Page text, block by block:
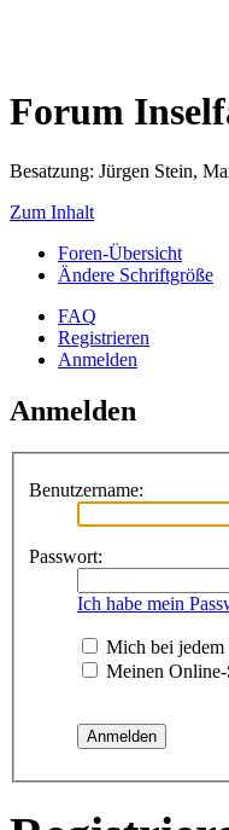
Forum
Besatzung: Jürgen Stein,
Zum Inhalt
Foren-Übersicht
Ändere Schriftgröße
FAQ
Registrieren
Anmelden
Anmelden
Benutzername:
Passwort:
Ich habe mein
Mich bei jedem
Meinen Online-